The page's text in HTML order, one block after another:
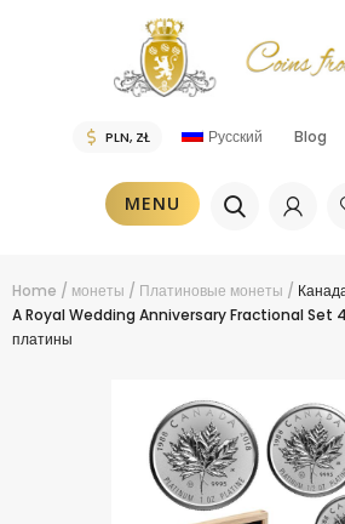
Русский Blog
MENU
Home / монеты / Платиновые монеты /
A Royal Wedding Anniversary Fractional Set 4
платины